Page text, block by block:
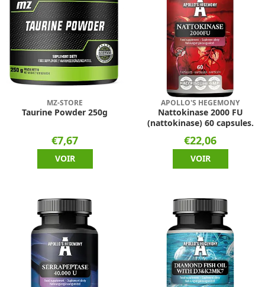
MZ-STORE
Taurine Powder 250g
€7,67
VOIR
APOLLO'S HEGEMONY
Nattokinase 2000 FU
(nattokinase) 60 capsules.
€22,06
VOIR